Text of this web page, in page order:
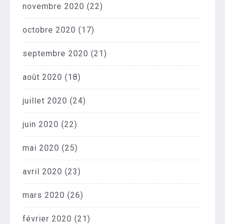
novembre 2020 (22)
octobre 2020 (17)
septembre 2020 (21)
août 2020 (18)
juillet 2020 (24)
juin 2020 (22)
mai 2020 (25)
avril 2020 (23)
mars 2020 (26)
février 2020 (21)